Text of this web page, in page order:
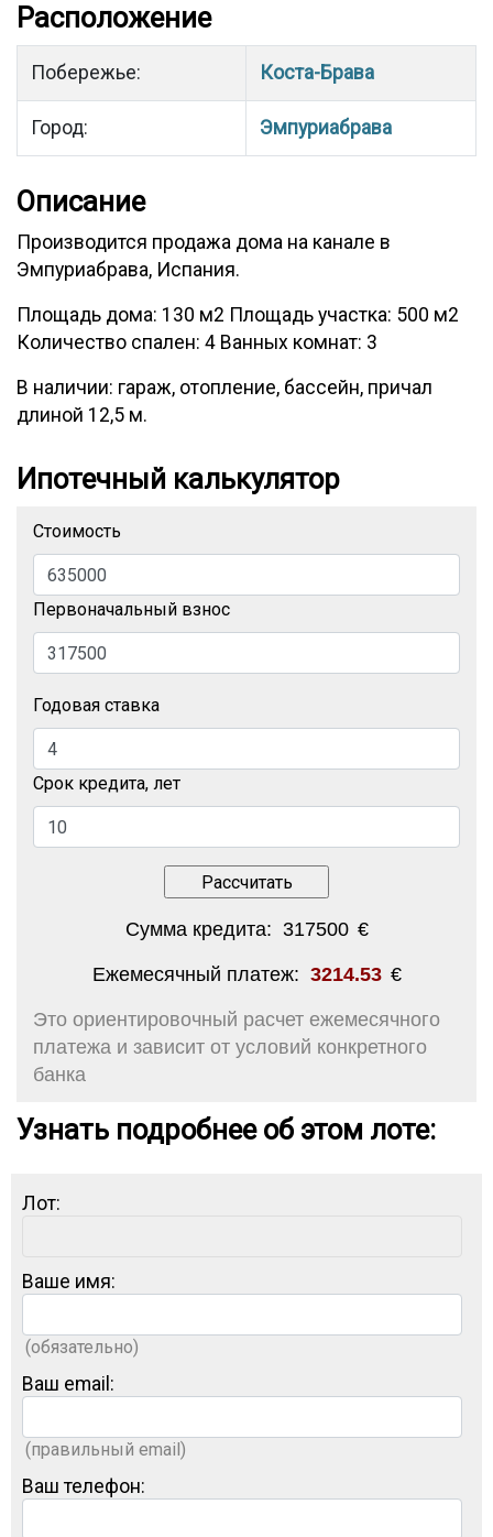
Расположение
Побережье: Коста-Брава
Город: Эмпуриабрава
Описание
Производится продажа дома на канале в
Эмпуриабрава, Испания.
Площадь дома: 130 м2 Площадь участка: 500 м2
Количество спален: 4 Ванных комнат: 3
В наличии: гараж, отопление, бассейн, причал
длиной 12,5 м.
Ипотечный калькулятор
Стоимость
Первоначальный взнос
Годовая ставка
Срок кредита, лет
Сумма кредита: 317500 €
Ежемесячный платеж: 3214.53 €
Это ориентировочный расчет ежемесячного
платежа и зависит от условий конкретного
банка
Узнать подробнее об этом лоте:
Лот:
Ваше имя:
(обязательно)
Ваш email:
(правильный email)
Ваш телефон: